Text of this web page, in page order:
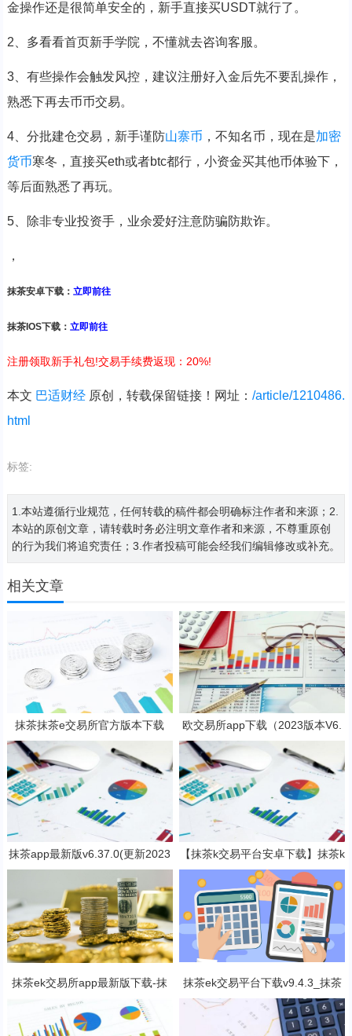
金操作还是很简单安全的，新手直接买USDT就行了。
2、多看看首页新手学院，不懂就去咨询客服。
3、有些操作会触发风控，建议注册好入金后先不要乱操作，
熟悉下再去币币交易。
4、分批建仓交易，新手谨防山寨币 ，不知名币，现在是加密
货币寒冬，直接买eth或者btc都行，小资金买其他币体验下，
等后面熟悉了再玩。
5、除非专业投资手，业余爱好注意防骗防欺诈。
，
抹茶安卓下载： 立即前往
抹茶IOS下载： 立即前往
注册领取新手礼包!交易手续费返现：20%!
本文 巴适财经原创，转载保留链接！网址： /article/1210486.
html
标签:
1.本站遵循行业规范，任何转载的稿件都会明确标注作者和来源；2.
本站的原创文章，请转载时务必注明文章作者和来源，不尊重原创
的行为我们将追究责任；3.作者投稿可能会经我们编辑修改或补充。
相关文章
抹茶抹茶e交易所官方版本下载
（支持安卓iOS官方下载）
欧交易所app下载（2023版本V6.
4.4）_欧交易所安装包
抹茶app最新版v6.37.0(更新2023
抹茶交易官网版本)
【抹茶k交易平台安卓下载】抹茶k
钱包官网2023下载v7.3.5
抹茶ek交易所app最新版下载-抹
茶ek交易所所有版本
抹茶ek交易平台下载v9.4.3_抹茶
交易软件免费下载